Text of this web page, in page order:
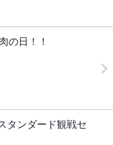
の日！！
タンダード観戦セ